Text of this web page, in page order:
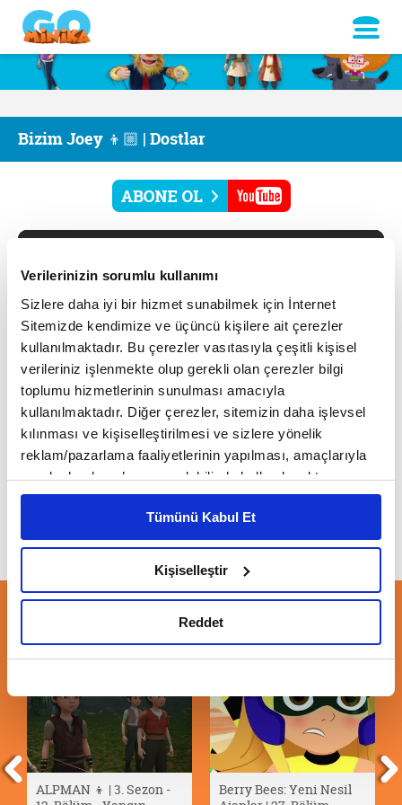
Verilerinizin sorumlu kullanımı
Sizlere daha iyi bir hizmet sunabilmek için İnternet
Sitemizde kendimize ve üçüncü kişilere ait çerezler
kullanılmaktadır. Bu çerezler vasıtasıyla çeşitli kişisel
verileriniz işlenmekte olup gerekli olan çerezler bilgi
toplumu hizmetlerinin sunulması amacıyla
kullanılmaktadır. Diğer çerezler, sitemizin daha işlevsel
kılınması ve kişiselleştirilmesi ve sizlere yönelik
reklam/pazarlama faaliyetlerinin yapılması, amaçlarıyla
sınırlı olarak açık rızanız dahilinde kullanılacaktır.
Çerezlere ilişkin tercihlerinizi çerez paneli vasıtasıyla
belirleyebilirsiniz. Çerezlere ilişkin detaylı bilgi için
Ayarlar butonuna tıklayabilir,Çerez Bilgilendirme
Metnimizi ziyaret edebilirsiniz.
hazırlanmış olan İnternet Sitesi Aydınlatma Metnimizi
okumak ve sitemizi ziyaretiniz kapsamında
gerçekleştirilen veri işleme faaliyetleri ile ilgili daha
Tümünü Kabul Et
Kişiselleştir
Reddet
Bizim Joey 👦🏼 | Dostlar
Bizim Joey 👦🏼 | Dostlar
ÖNERİLEN VİDEOLAR
ALPMAN 👦 | 3. Sezon -
Berry Bees: Yeni Nesil